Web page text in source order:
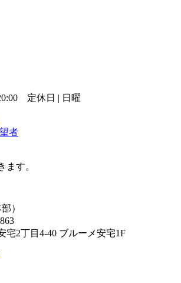
定休日 | 日曜
者
す。
）
宅2丁目4-40 ブルーメ安宅1F